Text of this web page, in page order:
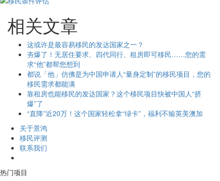
相关文章
这或许是最容易移民的发达国家之一？
夯爆了！无居住要求、四代同行、租房即可移民……您的需
求“他”都帮您想到
都说「他」仿佛是为中国申请人“量身定制”的移民项目，您的
移民需求都能满
靠租房也能移民的发达国家？这个移民项目快被中国人“挤
爆”了
“直降”近20万！这个国家轻松拿“绿卡”，福利不输英美澳加
关于景鸿
移民评测
联系我们
热门项目